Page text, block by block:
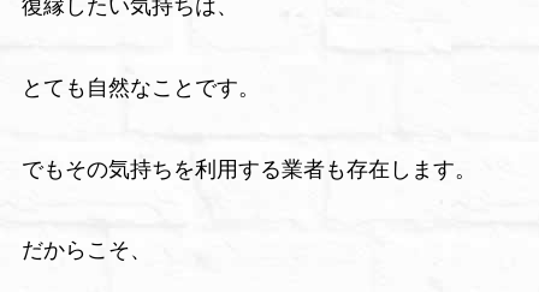
復縁したい気持ちは、
とても自然なことです。
でもその気持ちを利用する業者も存在します。
だからこそ、